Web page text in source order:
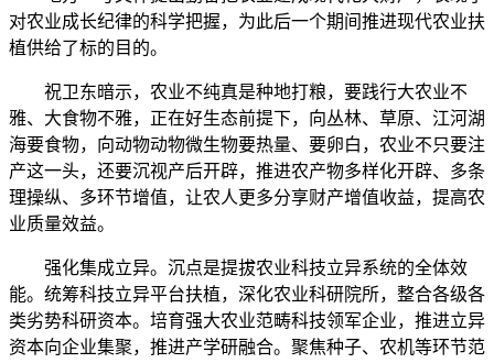
对农业成长纪律的科学把握，为此后一个期间推进现代农业扶
植供给了标的目的。
祝卫东暗示，农业不纯真是种地打粮，要践行大农业不
雅、大食物不雅，正在好生态前提下，向丛林、草原、江河湖
海要食物，向动物动物微生物要热量、要卵白，农业不只要注
产这一头，还要沉视产后开辟，推进农产物多样化开辟、多条
理操纵、多环节增值，让农人更多分享财产增值收益，提高农
业质量效益。
强化集成立异。沉点是提拔农业科技立异系统的全体效
能。统筹科技立异平台扶植，深化农业科研院所，整合各级各
类劣势科研资本。培育强大农业范畴科技领军企业，推进立异
资本向企业集聚，推进产学研融合。聚焦种子、农机等环节范